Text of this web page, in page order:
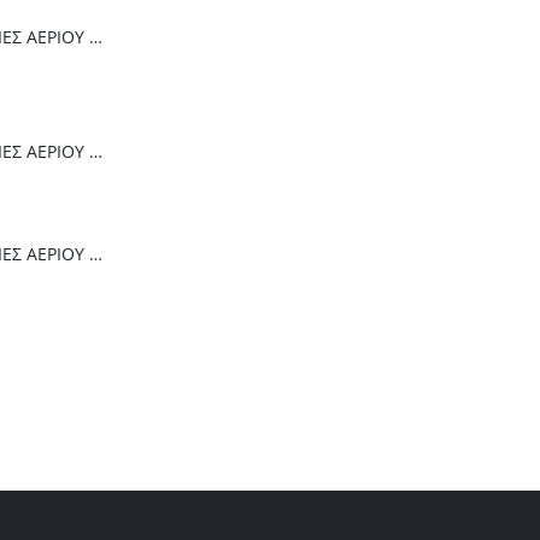
Thermogatz ΕΣΤΙΕΣ ΑΕΡΙΟΥ TGC 4236 GL
Thermogatz ΕΣΤΙΕΣ ΑΕΡΙΟΥ TGC 6014 IX
Thermogatz ΕΣΤΙΕΣ ΑΕΡΙΟΥ TGC 2460 GL